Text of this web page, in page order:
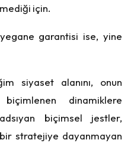
için.
yegane garantisi ise, yine
siyaset alanını, onun
biçimlenen dinamiklere
biçimsel jestler,
stratejiye dayanmayan